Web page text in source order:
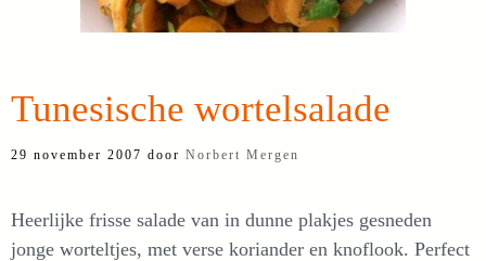
Tunesische wortelsalade
29 november 2007 door Norbert Mergen
Heerlijke frisse salade van in dunne plakjes gesneden
jonge worteltjes, met verse koriander en knoflook. Perfect